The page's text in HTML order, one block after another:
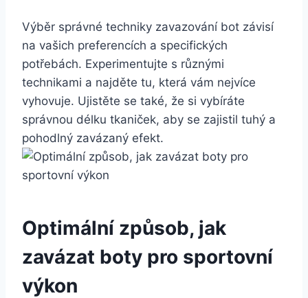
Výběr správné techniky zavazování ‌bot závisí⁢
na​ vašich preferencích ⁣a specifických‍
potřebách. Experimentujte s různými
technikami a najděte tu, která⁣ vám nejvíce
vyhovuje. Ujistěte se také, že si⁣ vybíráte
správnou délku tkaniček, aby se zajistil tuhý a
⁣pohodlný zavázaný efekt.
Optimální způsob, jak
zavázat boty pro sportovní
‍výkon